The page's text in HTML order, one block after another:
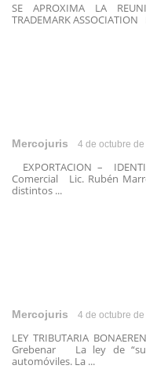
SE APROXIMA LA
TRADEMARK
Mercojuris 4 de octubre de
EXPORTACION –
Comercial Lic. Rubén
distintos ...
Mercojuris 4 de octubre de
LEY TRIBUTARIA
Grebenar La ley de
automóviles. La ...